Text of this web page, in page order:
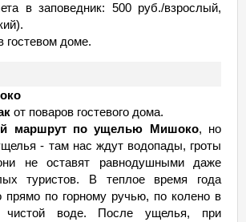
в заповедник: 500 руб./взрослый,
гостевом доме.
от поваров гостевого дома.
маршрут по ущелью Мишоко, но
- там нас ждут водопады, гроты
не оставят равнодушными даже
туристов. В теплое время года
прямо по горному ручью, по колено в
чистой воде. После ущелья, при